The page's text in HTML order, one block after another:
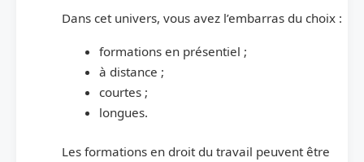
Dans cet univers, vous avez l’embarras du choix :
formations en présentiel ;
à distance ;
courtes ;
longues.
Les formations en droit du travail peuvent être